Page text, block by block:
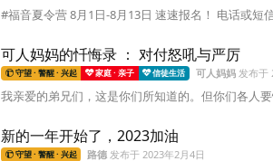
#福音夏令营 8月1日-8月13日 速速报名！ 电话或短
可人妈妈的忏悔录 ： 对付怒吼与严厉
守望 · 警醒 · 兴起 家庭 · 亲子 信徒生活 可人妈妈 发布于
我亲爱的弟兄们，这是你们所知道的。但你们各人
新的一年开始了，2023加油
守望 · 警醒 · 兴起 路德 发布于2023年2月4日